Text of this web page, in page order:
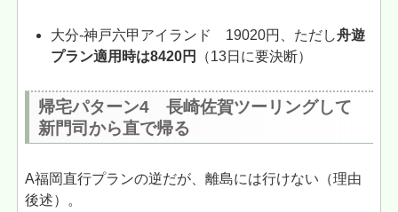
大分-神戸六甲アイランド 19020円、ただし舟遊
プラン適用時は8420円
（13日に要決断）
帰宅パターン4 長崎佐賀ツーリングして
新門司から直で帰る
A福岡直行プランの逆だが、離島には行けない（理由
後述）。